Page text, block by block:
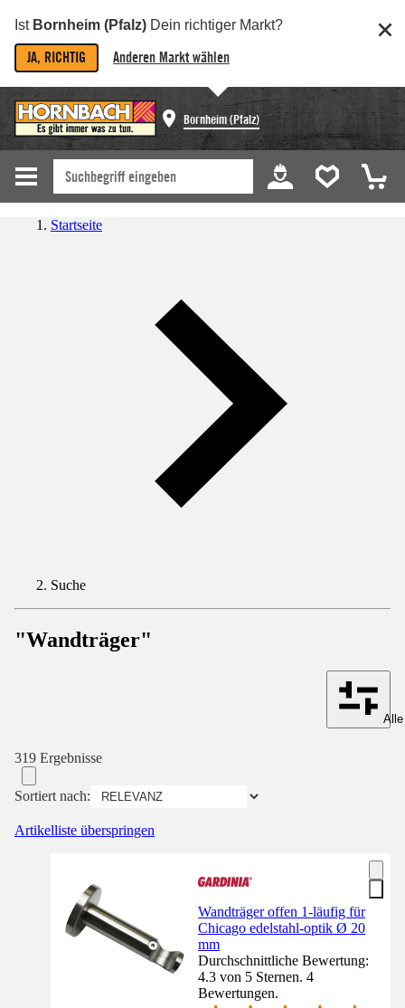
Ist Bornheim (Pfalz) Dein richtiger Markt?
JA, RICHTIG Anderen Markt wählen
Bornheim (Pfalz)
Startseite
Suche
"Wandträger"
319 Ergebnisse
Sortiert nach:
Artikelliste überspringen
Wandträger offen 1-läufig für
Chicago edelstahl-optik Ø 20
mm
Durchschnittliche Bewertung:
4.3 von 5 Sternen. 4
Bewertungen.